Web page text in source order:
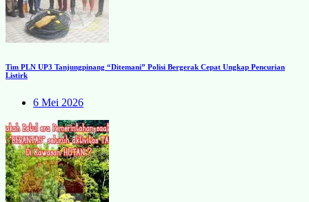
Tim PLN UP3 Tanjungpinang “Ditemani” Polisi Bergerak Cepat Ungkap Pencurian
Listirk
6 Mei 2026